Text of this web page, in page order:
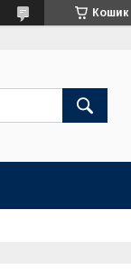
Кошик